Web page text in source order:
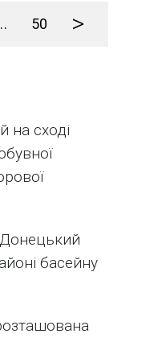
50 >
на сході
басейну